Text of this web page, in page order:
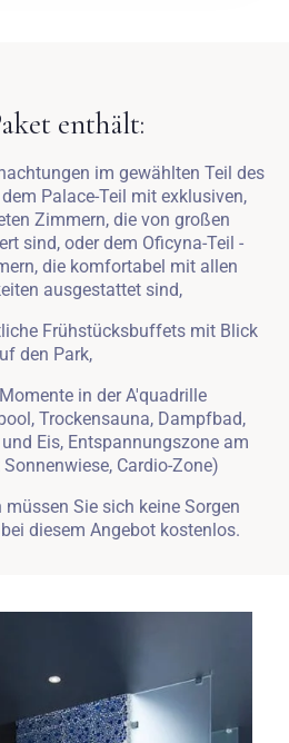
enthält:
im gewählten Teil des
Palace-Teil mit exklusiven,
Zimmern, die von großen
sind, oder dem Oficyna-Teil -
die komfortabel mit allen
ausgestattet sind,
Frühstücksbuffets mit Blick
den Park,
in der A'quadrille
Trockensauna, Dampfbad,
Eis, Entspannungszone am
Cardio-Zone)
Sie sich keine Sorgen
diesem Angebot kostenlos.